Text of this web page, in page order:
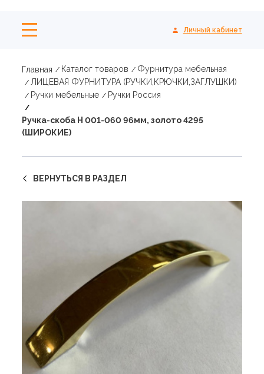
Личный кабинет
Главная Каталог товаров
Фурнитура мебельная
ЛИЦЕВАЯ ФУРНИТУРА (РУЧКИ,КРЮЧКИ,ЗАГЛУШКИ)
Ручки мебельные
Ручки Россия
Ручка-скоба Н 001-060 96мм, золото 4295
(ШИРОКИЕ)
ВЕРНУТЬСЯ В РАЗДЕЛ